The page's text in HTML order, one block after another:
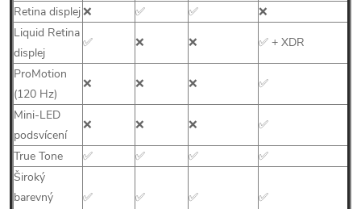
Retina displej❌ ✅ ✅
❌
Liquid Retina
displej
✅ ❌ ❌ ✅ + XDR
ProMotion
(120 Hz)
❌ ❌ ❌ ✅
Mini-LED
podsvícení
❌ ❌ ❌ ✅
True Tone ✅ ✅ ✅
✅
Široký
barevný
✅ ✅ ✅ ✅